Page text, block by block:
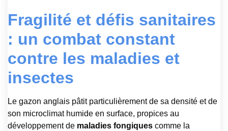
Fragilité et défis sanitaires
: un combat constant
contre les maladies et
insectes
Le gazon anglais pâtit particulièrement de sa densité et de
son microclimat humide en surface, propices au
développement de maladies fongiques comme la